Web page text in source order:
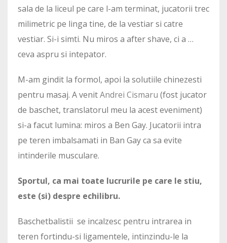
sala de la liceul pe care l-am terminat, jucatorii trec
milimetric pe linga tine, de la vestiar si catre
vestiar. Si-i simti. Nu miros a after shave, ci a …
ceva aspru si intepator.
M-am gindit la formol, apoi la solutiile chinezesti
pentru masaj. A venitAndrei Cismaru (fost jucator
de baschet, translatorul meu la acest eveniment)
si-a facut lumina: miros a Ben Gay. Jucatorii intra
pe teren imbalsamati in Ban Gay ca sa evite
intinderile musculare.
Sportul, ca mai toate lucrurile pe care le stiu,
este (si) despre echilibru.
Baschetbalistii se incalzesc pentru intrarea in
teren fortindu-si ligamentele, intinzindu-le la